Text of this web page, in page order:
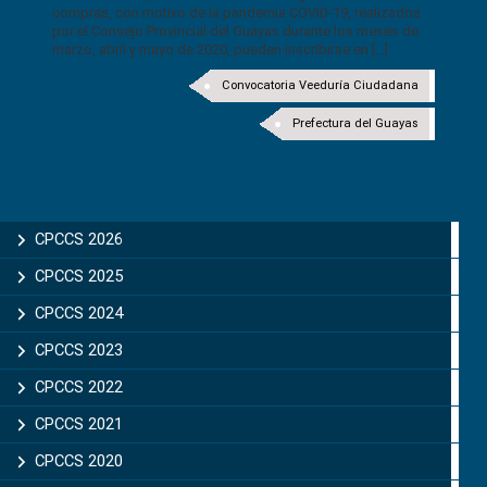
compras, con motivo de la pandemia COVID-19, realizados
por el Consejo Provincial del Guayas durante los meses de
marzo, abril y mayo de 2020, pueden inscribirse en [...]
Convocatoria Veeduría Ciudadana
Prefectura del Guayas
CPCCS 2026
CPCCS 2025
CPCCS 2024
CPCCS 2023
CPCCS 2022
CPCCS 2021
CPCCS 2020